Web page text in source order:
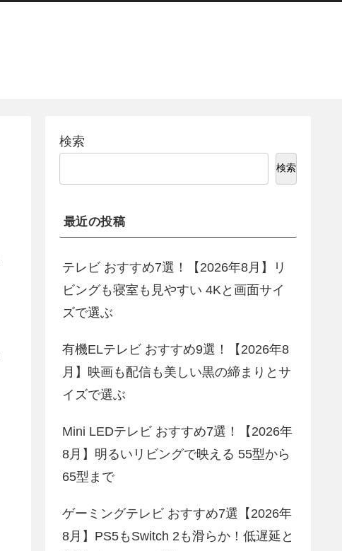
検索
検索
最近の投稿
テレビ おすすめ7選！【2026年8月】リ
ビングも寝室も見やすい 4Kと画面サイ
ズで選ぶ
有機ELテレビ おすすめ9選！【2026年8
月】映画も配信も美しい黒の締まりとサ
イズで選ぶ
Mini LEDテレビ おすすめ7選！【2026年
8月】明るいリビングで映える 55型から
65型まで
ゲーミングテレビ おすすめ7選【2026年
8月】PS5もSwitch 2も滑らか！低遅延と